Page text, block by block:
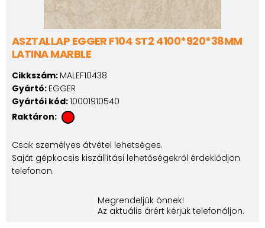
ASZTALLAP EGGER F104 ST2 4100*920*38MM
LATINA MARBLE
Cikkszám: MALEF10438
Gyártó: EGGER
Gyártói kód:10001910540
Raktáron:
Csak személyes átvétel lehetséges.
Saját gépkocsis kiszállítási lehetőségekről érdeklődjön
telefonon.
Megrendeljük önnek!
Az aktuális árért kérjük telefonáljon.